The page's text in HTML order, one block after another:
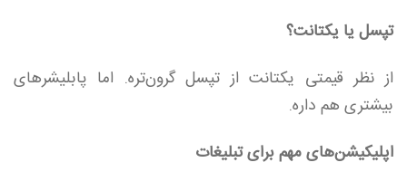
تپسل یا یکتانت؟
از نظر قیمتی یکتانت از تپسل گرون‌تره. اما پابلیشرهای
بیشتری هم داره.
اپلیکیشن‌های مهم برای تبلیغات